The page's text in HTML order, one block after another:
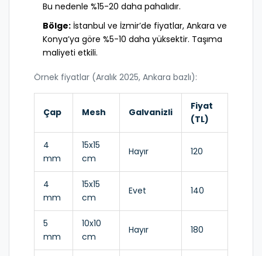
Bu nedenle %15-20 daha pahalıdır.
Bölge: İstanbul ve İzmir’de fiyatlar, Ankara ve
Konya’ya göre %5-10 daha yüksektir. Taşıma
maliyeti etkili.
Örnek fiyatlar (Aralık 2025, Ankara bazlı):
Çap Mesh Galvanizli
Fiyat
(TL)
4
mm
15x15
cm
Hayır 120
4
mm
15x15
cm
Evet 140
5
mm
10x10
cm
Hayır 180